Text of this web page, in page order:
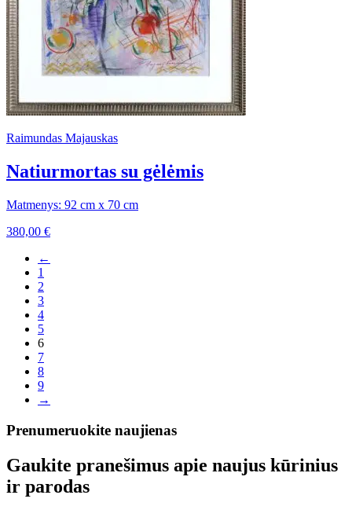
Raimundas Majauskas
Natiurmortas su gėlėmis
Matmenys: 92 cm x 70 cm
380,00 €
←
1
2
3
4
5
6
7
8
9
→
Prenumeruokite naujienas
Gaukite pranešimus apie naujus kūrinius
ir parodas